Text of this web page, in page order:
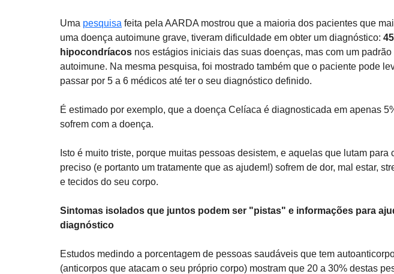
Uma pesquisa feita pela AARDA mostrou que a maioria dos pacientes que
uma doença autoimune grave, tiveram dificuldade em obter um diagnóstico:
hipocondríacos nos estágios iniciais das suas doenças, mas com um
autoimune. Na mesma pesquisa, foi mostrado também que o paciente pode
passar por 5 a 6 médicos até ter o seu diagnóstico definido.
É estimado por exemplo, que a doença Celíaca é diagnosticada em apenas
sofrem com a doença.
Isto é muito triste, porque muitas pessoas desistem, e aquelas que lutam
preciso (e portanto um tratamente que as ajudem!) sofrem de dor, mal estar,
e tecidos do seu corpo.
Sintomas isolados que juntos podem ser "pistas" e informações para
diagnóstico
Estudos medindo a porcentagem de pessoas saudáveis que tem
(anticorpos que atacam o seu próprio corpo) mostram que 20 a 30% destas